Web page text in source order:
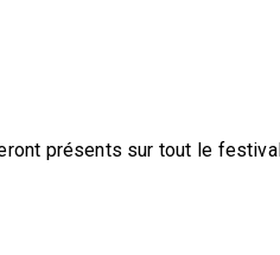
présents sur tout le